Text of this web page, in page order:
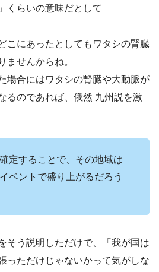
くらいの意味だとして
こにあったとしてもワタシの腎臓
ませんからね。
場合にはワタシの腎臓や大動脈が
るのであれば、俄然 九州説を激
定することで、その地域は
ベントで盛り上がるだろう
そう説明しただけで、「我が国は
っただけじゃないかって気がしな